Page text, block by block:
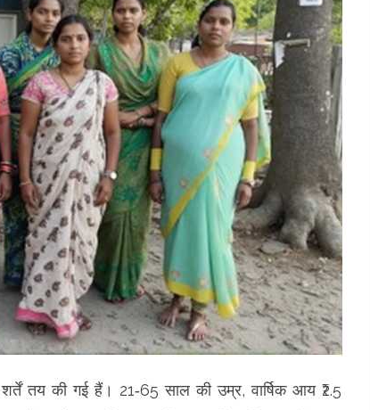
शर्तें तय की गई हैं। 21‑65 साल की उम्र, वार्षिक आय ₹2.5